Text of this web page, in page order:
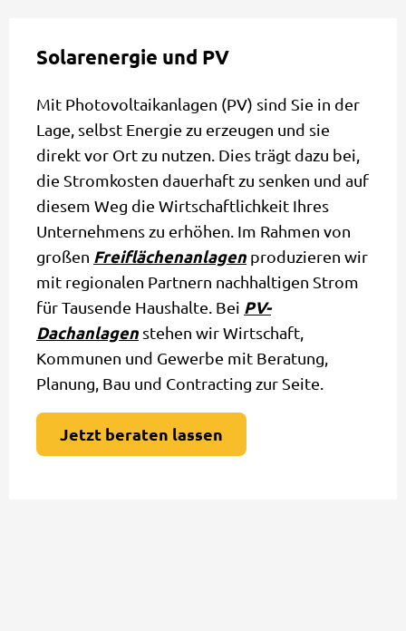
Solarenergie und PV
Mit Photovoltaikanlagen (PV) sind Sie in der
Lage, selbst Energie zu erzeugen und sie
direkt vor Ort zu nutzen. Dies trägt dazu bei,
die Stromkosten dauerhaft zu senken und auf
diesem Weg die Wirtschaftlichkeit Ihres
Unternehmens zu erhöhen. Im Rahmen von
großen Freiflächenanlagen produzieren wir
mit regionalen Partnern nachhaltigen Strom
für Tausende Haushalte. Bei PV-
Dachanlagen stehen wir Wirtschaft,
Kommunen und Gewerbe mit Beratung,
Planung, Bau und Contracting zur Seite.
Jetzt beraten lassen